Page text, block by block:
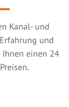
Kanal- und
und
einen 24